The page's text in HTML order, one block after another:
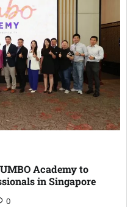
Academy to
in Singapore
0